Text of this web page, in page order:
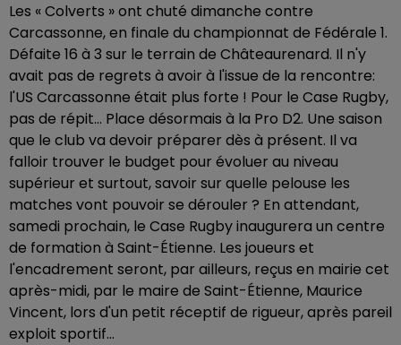
Les « Colverts » ont chuté dimanche contre
Carcassonne, en finale du championnat de Fédérale 1.
Défaite 16 à 3 sur le terrain de Châteaurenard. Il n'y
avait pas de regrets à avoir à l'issue de la rencontre:
l'US Carcassonne était plus forte ! Pour le Case Rugby,
pas de répit... Place désormais à la Pro D2. Une saison
que le club va devoir préparer dès à présent. Il va
falloir trouver le budget pour évoluer au niveau
supérieur et surtout, savoir sur quelle pelouse les
matches vont pouvoir se dérouler ? En attendant,
samedi prochain, le Case Rugby inaugurera un centre
de formation à Saint-Étienne. Les joueurs et
l'encadrement seront, par ailleurs, reçus en mairie cet
après-midi, par le maire de Saint-Étienne, Maurice
Vincent, lors d'un petit réceptif de rigueur, après pareil
exploit sportif...